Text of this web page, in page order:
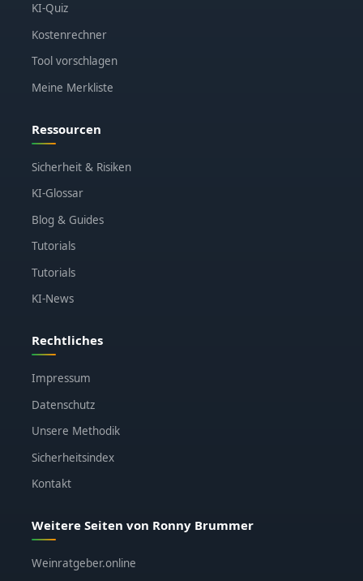
KI-Quiz
Kostenrechner
Tool vorschlagen
Meine Merkliste
Ressourcen
Sicherheit & Risiken
KI-Glossar
Blog & Guides
Tutorials
Tutorials
KI-News
Rechtliches
Impressum
Datenschutz
Unsere Methodik
Sicherheitsindex
Kontakt
Weitere Seiten von Ronny Brummer
Weinratgeber.online